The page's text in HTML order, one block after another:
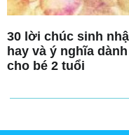
30 lời chúc sinh
hay và ý nghĩa dành
cho bé 2 tuổi